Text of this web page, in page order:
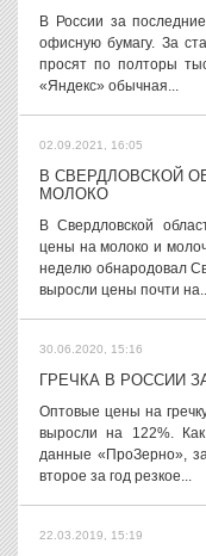
В России за
офисную бумагу. За
просят по полторы
«Яндекс» обычная...
02.09.2021, 16:05
В СВЕРДЛОВСКОЙ
МОЛОКО
В Свердловской
цены на молоко и
неделю обнародовал
выросли цены почти
30.06.2020, 15:16
ГРЕЧКА В РОССИИ
Оптовые цены на
выросли на 122%.
данные «ПроЗерно»,
второе за год резкое...
22.03.2019, 15:19